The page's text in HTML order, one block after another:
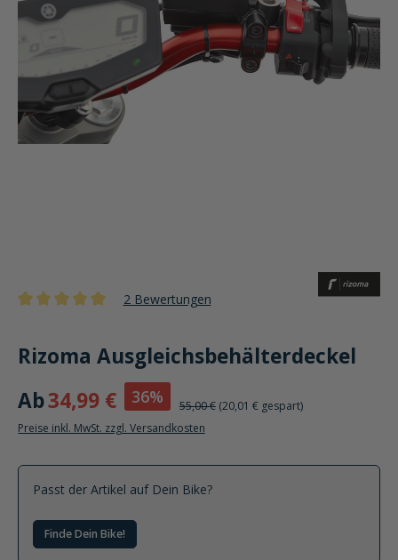
Rizoma Ausgleichsbehälterdeckel
Ab 34,99 € 36% 55,00 €
Finde Dein Bike!